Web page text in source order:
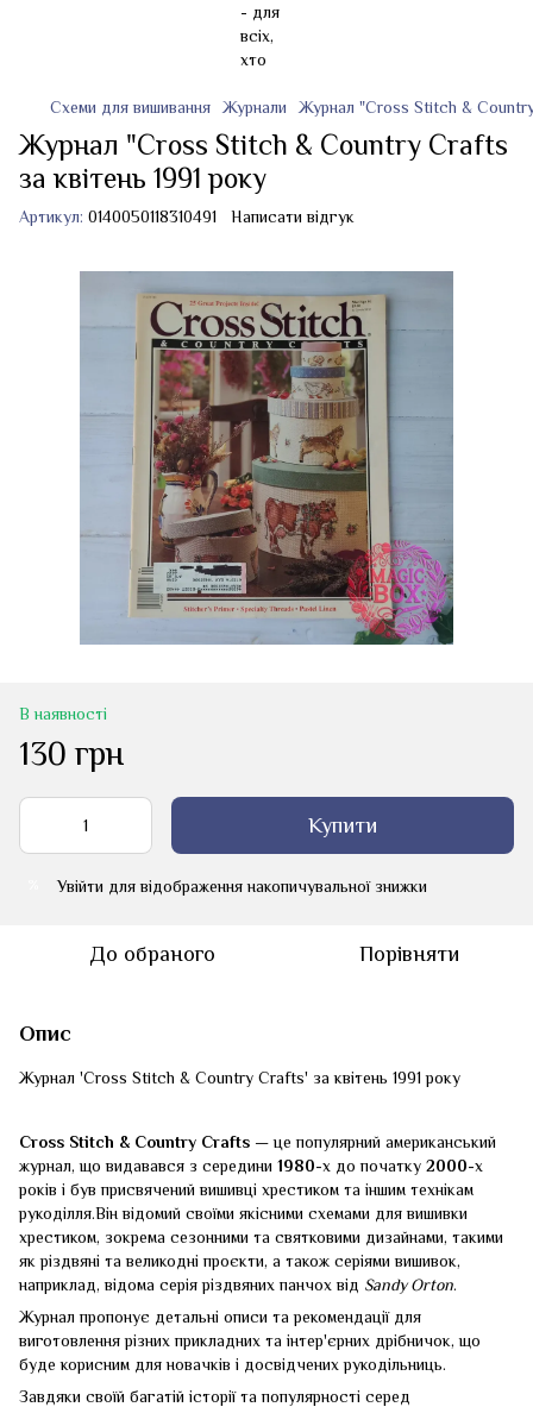
Схеми для вишивання Журнали Журнал "Cross Stitch & Country
Журнал "Cross Stitch & Country Crafts
за квітень 1991 року
Артикул: 0140050118310491 Написати відгук
В наявності
130 грн
Купити
Увійти для відображення накопичувальної знижки
До обраного Порівняти
Опис
Журнал 'Cross Stitch & Country Crafts' за квітень 1991 року
Cross Stitch & Country Crafts — це популярний американський
журнал, що видавався з середини 1980-х до початку 2000-х
років і був присвячений вишивці хрестиком та іншим технікам
рукоділля.Він відомий своїми якісними схемами для вишивки
хрестиком, зокрема сезонними та святковими дизайнами, такими
як різдвяні та великодні проєкти, а також серіями вишивок,
наприклад, відома серія різдвяних панчох від Sandy Orton.
Журнал пропонує детальні описи та рекомендації для
виготовлення різних прикладних та інтер'єрних дрібничок, що
буде корисним для новачків і досвідчених рукодільниць.
Завдяки своїй багатій історії та популярності серед